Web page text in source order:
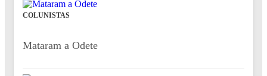
COLUNISTAS
Mataram a Odete